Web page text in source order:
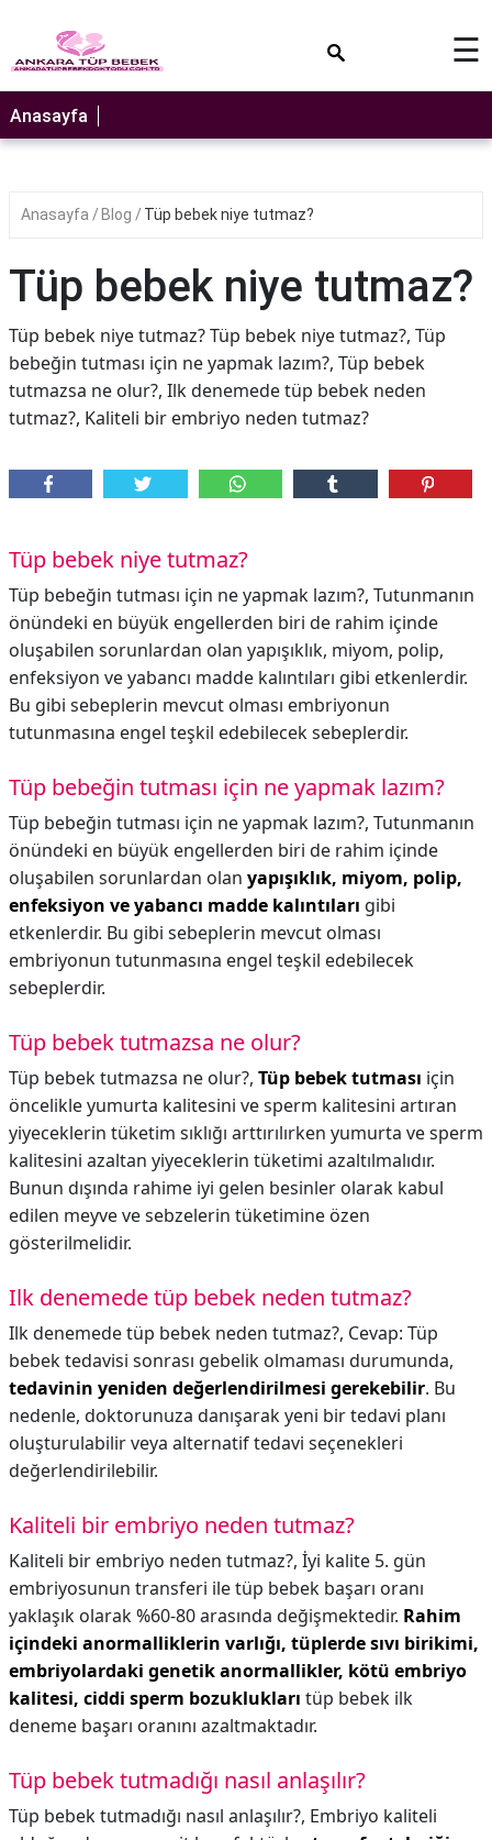
☰
Anasayfa
Anasayfa Blog Tüp bebek niye tutmaz?
Tüp bebek niye tutmaz?
Tüp bebek niye tutmaz? Tüp bebek niye tutmaz?, Tüp
bebeğin tutması için ne yapmak lazım?, Tüp bebek
tutmazsa ne olur?, Ilk denemede tüp bebek neden
tutmaz?, Kaliteli bir embriyo neden tutmaz?
Tüp bebek niye tutmaz?
Tüp bebeğin tutması için ne yapmak lazım?, Tutunmanın
önündeki en büyük engellerden biri de rahim içinde
oluşabilen sorunlardan olan yapışıklık, miyom, polip,
enfeksiyon ve yabancı madde kalıntıları gibi etkenlerdir.
Bu gibi sebeplerin mevcut olması embriyonun
tutunmasına engel teşkil edebilecek sebeplerdir.
Tüp bebeğin tutması için ne yapmak lazım?
Tüp bebeğin tutması için ne yapmak lazım?, Tutunmanın
önündeki en büyük engellerden biri de rahim içinde
oluşabilen sorunlardan olan yapışıklık, miyom, polip,
enfeksiyon ve yabancı madde kalıntıları gibi
etkenlerdir. Bu gibi sebeplerin mevcut olması
embriyonun tutunmasına engel teşkil edebilecek
sebeplerdir.
Tüp bebek tutmazsa ne olur?
Tüp bebek tutmazsa ne olur?, Tüp bebek tutması için
öncelikle yumurta kalitesini ve sperm kalitesini artıran
yiyeceklerin tüketim sıklığı arttırılırken yumurta ve sperm
kalitesini azaltan yiyeceklerin tüketimi azaltılmalıdır.
Bunun dışında rahime iyi gelen besinler olarak kabul
edilen meyve ve sebzelerin tüketimine özen
gösterilmelidir.
Ilk denemede tüp bebek neden tutmaz?
Ilk denemede tüp bebek neden tutmaz?, Cevap: Tüp
bebek tedavisi sonrası gebelik olmaması durumunda,
tedavinin yeniden değerlendirilmesi gerekebilir. Bu
nedenle, doktorunuza danışarak yeni bir tedavi planı
oluşturulabilir veya alternatif tedavi seçenekleri
değerlendirilebilir.
Kaliteli bir embriyo neden tutmaz?
Kaliteli bir embriyo neden tutmaz?, İyi kalite 5. gün
embriyosunun transferi ile tüp bebek başarı oranı
yaklaşık olarak %60-80 arasında değişmektedir. Rahim
içindeki anormalliklerin varlığı, tüplerde sıvı birikimi,
embriyolardaki genetik anormallikler, kötü embriyo
kalitesi, ciddi sperm bozuklukları tüp bebek ilk
deneme başarı oranını azaltmaktadır.
Tüp bebek tutmadığı nasıl anlaşılır?
Tüp bebek tutmadığı nasıl anlaşılır?, Embriyo kaliteli